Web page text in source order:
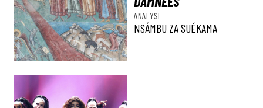
ANALYSE
NSÁMBU ZA SUÉKAMA